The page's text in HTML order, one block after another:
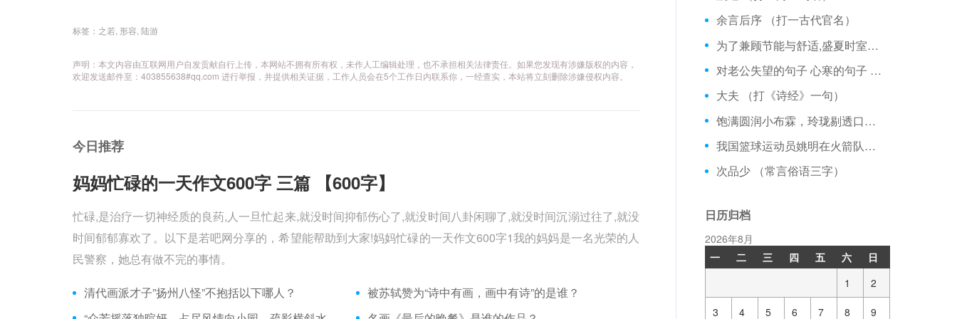
标签： 之若 形容 陆游
声明：本文内容由互联网用户自发贡献自行上传，本网站不拥有所有权，未作人工编辑处理，也不承担相关法律责任。如果您发现有涉嫌版权的内容，
欢迎发送邮件至：403855638#qq.com 进行举报，并提供相关证据，工作人员会在5个工作日内联系你，一经查实，本站将立刻删除涉嫌侵权内容。
今日推荐
妈妈忙碌的一天作文600字 三篇 【600字】
忙碌,是治疗一切神经质的良药,人一旦忙起来,就没时间抑郁伤心了,就没时间八卦闲聊了,就没时间沉溺过往了,就没
时间郁郁寡欢了。以下是若吧网分享的，希望能帮助到大家!妈妈忙碌的一天作文600字1我的妈妈是一名光荣的人
民警察，她总有做不完的事情。
清代画派才子”扬州八怪”不抱括以下哪人？
被苏轼赞为“诗中有画，画中有诗”的是谁？
余言后序 （打一古代官名）
为了兼顾节能与舒适,盛夏时室内空调设定温度不应低于？ 【热点话题】
对老公失望的句子 心寒的句子 3篇 【优美句子】
大夫 （打《诗经》一句）
饱满圆润小布霖，玲珑剔透口感行。 （打一水果）
我国篮球运动员姚明在火箭队的球衣号码是多少？
次品少 （常言俗语三字）
日历归档
2026年8月
一
二 三 四 五 六
日
1
2
3 4 5 6 7 8 9